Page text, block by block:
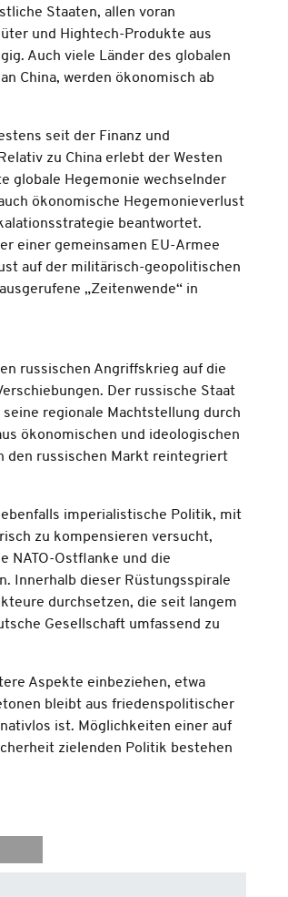
Staaten, allen voran
und Hightech-Produkte aus
Auch viele Länder des globalen
China, werden ökonomisch ab
seit der Finanz und
zu China erlebt der Westen
globale Hegemonie wechselnder
ökonomische Hegemonieverlust
beantwortet.
einer gemeinsamen EU-Armee
auf der militärisch-geopolitischen
„Zeitenwende“ in
russischen Angriffskrieg auf die
Der russische Staat
regionale Machtstellung durch
ökonomischen und ideologischen
den russischen Markt reintegriert
imperialistische Politik, mit
zu kompensieren versucht,
NATO-Ostflanke und die
Innerhalb dieser Rüstungsspirale
durchsetzen, die seit langem
Gesellschaft umfassend zu
Aspekte einbeziehen, etwa
bleibt aus friedenspolitischer
ist. Möglichkeiten einer auf
zielenden Politik bestehen